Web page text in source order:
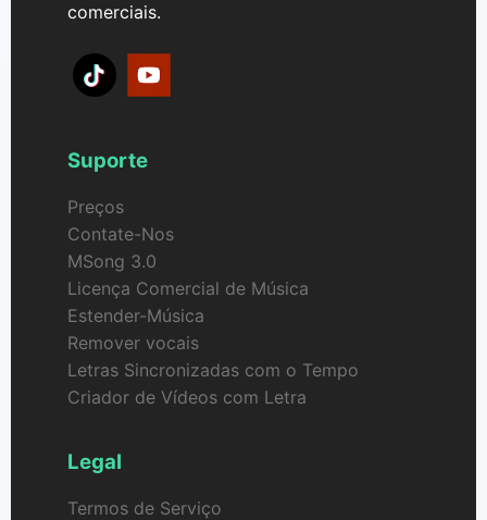
comerciais.
Suporte
Preços
Contate-Nos
MSong 3.0
Licença Comercial de Música
Estender-Música
Remover vocais
Letras Sincronizadas com o Tempo
Criador de Vídeos com Letra
Legal
Termos de Serviço